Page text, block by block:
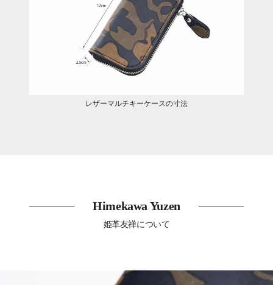
レザーマルチキーケースの寸法
Himekawa Yuzen
姫革友禅について